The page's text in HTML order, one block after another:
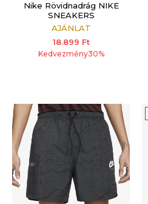
Nike Rövidnadrág NIKE
SNEAKERS
AJÁNLAT
18.899 Ft
Kedvezmény30%